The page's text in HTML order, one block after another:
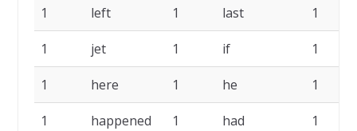
1 left 1 last 1
1 jet 1 if 1
1 here 1 he 1
1 happened 1 had 1